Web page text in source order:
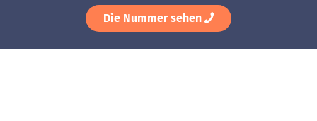
Die Nummer sehen